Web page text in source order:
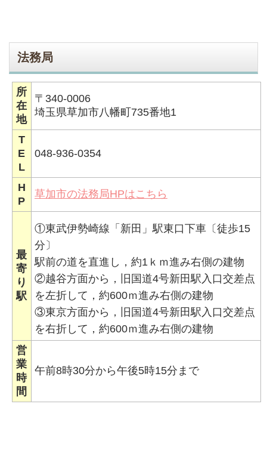
法務局
所
在
地
〒340-0006
埼玉県草加市八幡町735番地1
T
E
L
048-936-0354
H
P
草加市の法務局HPはこちら
最
寄
り
駅
①東武伊勢崎線「新田」駅東口下車〔徒歩15
分〕
駅前の道を直進し，約1ｋｍ進み右側の建物
②越谷方面から，旧国道4号新田駅入口交差点
を左折して，約600ｍ進み右側の建物
③東京方面から，旧国道4号新田駅入口交差点
を右折して，約600ｍ進み右側の建物
営
業
時
間
午前8時30分から午後5時15分まで